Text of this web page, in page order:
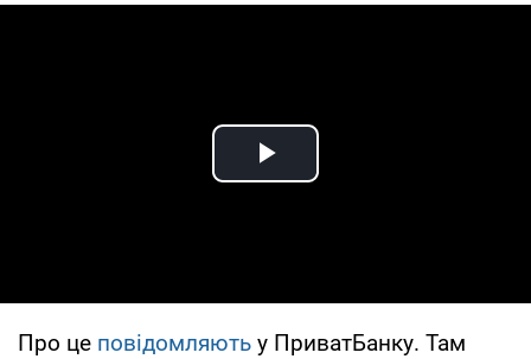
Play Video
Про це повідомляють у ПриватБанку. Там